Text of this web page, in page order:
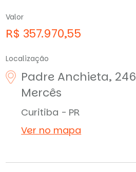
Valor
R$ 357.970,55
Localização
Padre Anchieta, 246
Mercês
Curitiba - PR
Ver no mapa